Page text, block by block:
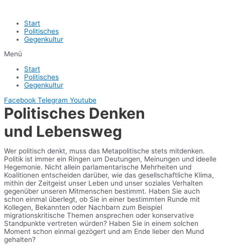
Start
Politisches
Gegenkultur
Menü
Start
Politisches
Gegenkultur
Facebook Telegram Youtube
Politisches Denken
und Lebensweg
Wer politisch denkt, muss das Metapolitische stets mitdenken.
Politik ist immer ein Ringen um Deutungen, Meinungen und ideelle
Hegemonie. Nicht allein parlamentarische Mehrheiten und
Koalitionen entscheiden darüber, wie das gesellschaftliche Klima,
mithin der Zeitgeist unser Leben und unser soziales Verhalten
gegenüber unseren Mitmenschen bestimmt. Haben Sie auch
schon einmal überlegt, ob Sie in einer bestimmten Runde mit
Kollegen, Bekannten oder Nachbarn zum Beispiel
migrationskritische Themen ansprechen oder konservative
Standpunkte vertreten würden? Haben Sie in einem solchen
Moment schon einmal gezögert und am Ende lieber den Mund
gehalten?